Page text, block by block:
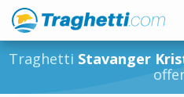
Traghetti Stavanger